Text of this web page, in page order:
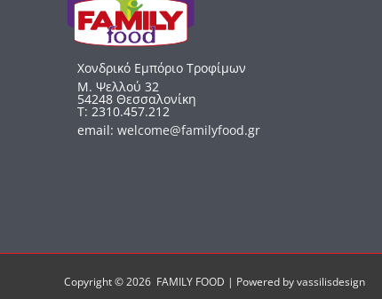
Χονδρικό Εμπόριο Τροφίμων
Μ. Ψελλού 32
54248 Θεσσαλονίκη
Τ: 2310.457.212
email: welcome@familyfood.gr
Copyright © 2026 FAMILY FOOD | Powered by vassilisdesign